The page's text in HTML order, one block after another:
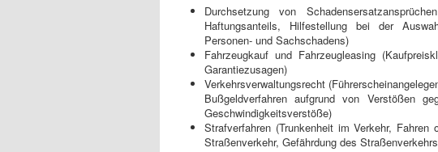
Durchsetzung von
Haftungsanteils, Hilfestellung bei der
Personen- und Sachschadens)
Fahrzeugkauf und Fahrzeugleasing
Garantiezusagen)
Verkehrsverwaltungsrecht
Bußgeldverfahren aufgrund von Verstößen
Geschwindigkeitsverstöße)
Strafverfahren (Trunkenheit im Verkehr,
Straßenverkehr, Gefährdung des